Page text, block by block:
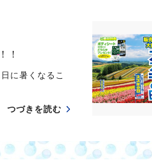
！
に暑くなるこ
つづきを読む